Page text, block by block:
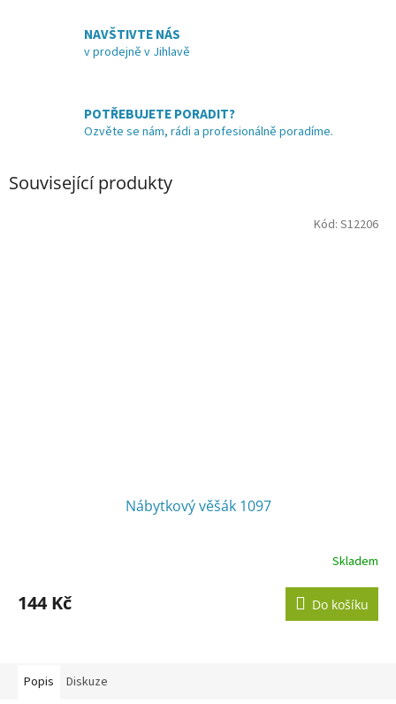
NAVŠTIVTE NÁS
v prodejně v Jihlavě
POTŘEBUJETE PORADIT?
Ozvěte se nám, rádi a profesionálně poradíme.
Související produkty
Nábytkový věšák 1097
Skladem
144 Kč Do košíku
Kód: S12206
Popis Diskuze